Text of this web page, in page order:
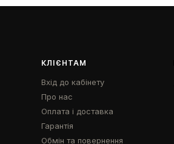
КЛІЄНТАМ
Вхід до кабінету
Про нас
Оплата і доставка
Гарантія
Обмін та повернення